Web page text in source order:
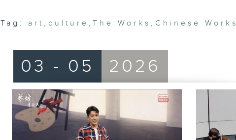
Tag: art , culture , The Works , Chinese Works
03 - 05 2026